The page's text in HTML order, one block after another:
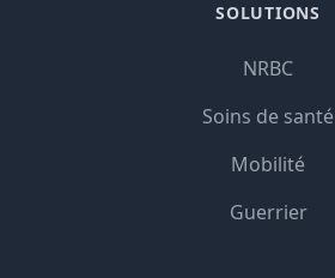
SOLUTIONS
NRBC
Soins de santé
Mobilité
Guerrier